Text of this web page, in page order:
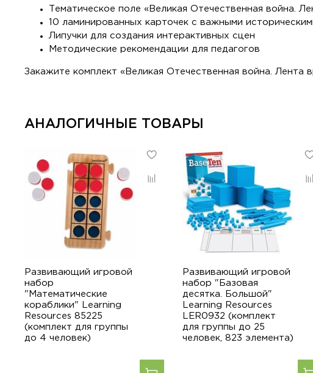
Тематическое поле «Великая Отечественная война.
10 ламинированных карточек с важными
Липучки для создания интерактивных сцен
Методические рекомендации для педагогов
Закажите комплект «Великая Отечественная война.
АНАЛОГИЧНЫЕ ТОВАРЫ
Развивающий игровой
набор
"Математические
кораблики" Learning
Resources 85225
(комплект для группы
до 4 человек)
Развивающий игровой
набор "Базовая
десятка. Большой"
Learning Resources
LER0932 (комплект
для группы до 25
человек, 823 элемента)